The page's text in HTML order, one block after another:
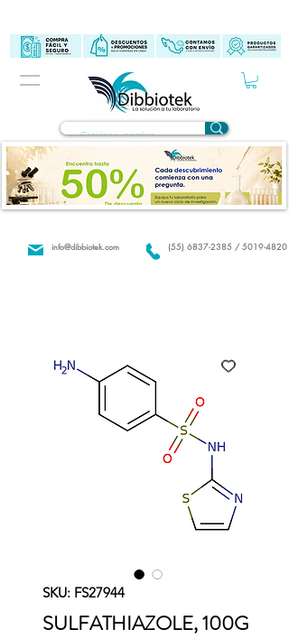
(55) 6837-2385 / 5019-4820
info@dibbiotek.com
SKU: FS27944
SULFATHIAZOLE, 100G